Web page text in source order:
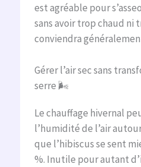
est agréable pour
sans avoir trop chaud ni
conviendra
Gérer l’air sec sans
serre 🌬️
Le chauffage hivernal
l’humidité de l’air
que l’hibiscus se sent
%. Inutile pour autant